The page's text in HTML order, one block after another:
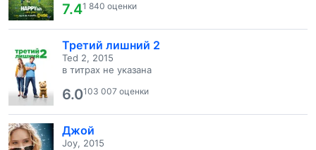
7.41 840 оценки
Третий лишний 2
Ted 2, 2015
в титрах не указана
6.0103 007 оценки
Джой
Joy, 2015